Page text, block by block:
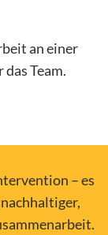
an einer
Team.
– es